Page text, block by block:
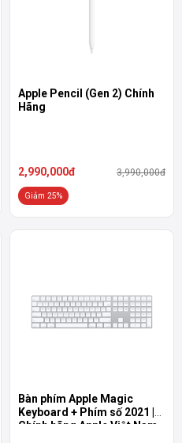
Apple Pencil (Gen 2) Chính
Hãng
2,990,000đ 3,990,000đ
Giảm 25%
Bàn phím Apple Magic
Keyboard + Phím số 2021 |
Chính hãng Apple Việt Nam